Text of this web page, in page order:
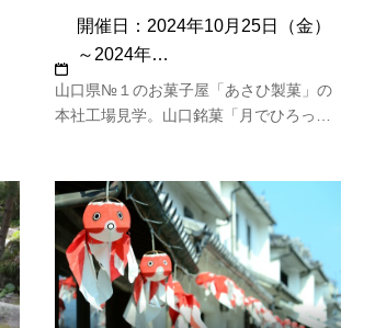
山口県№１のお菓子屋「あさひ製菓」の
本社工場見学。山口銘菓「月でひろった
お買い物をお楽しみ頂けます。
開催日：2024年10月25日（金）
～2024年…